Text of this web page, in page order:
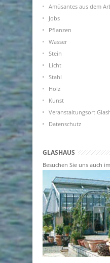
Amüsantes aus dem
Jobs
Pflanzen
Wasser
Stein
Licht
Stahl
Holz
Kunst
Veranstaltungsort
Datenschutz
GLASHAUS
Besuchen Sie uns auch